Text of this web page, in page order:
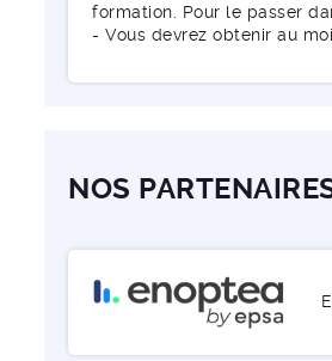
formation. Pour le passer
- Vous devrez obtenir au
NOS